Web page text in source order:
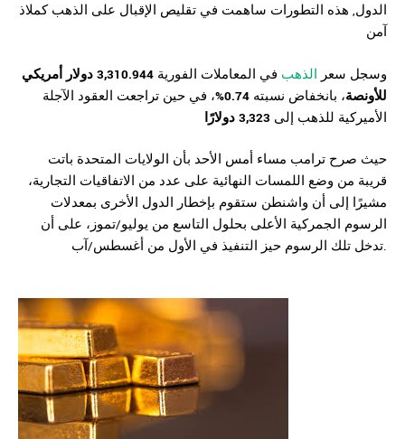
الدول, هذه التطورات ساهمت في تقليص الإقبال على الذهب كملاذ
آمن
وسجل سعر الذهب في المعاملات الفورية
3,310.944 دولار أمريكي
للأونصة، بانخفاض نسبته 0.74% ، في حين تراجعت العقود الآجلة
الأميركية للذهب إلى 3,323 دولارًا
حيث صرح ترامب مساء أمس الأحد بأن الولايات المتحدة باتت
قريبة من وضع اللمسات النهائية على عدد من الاتفاقيات التجارية،
مشيرًا إلى أن واشنطن ستقوم بإخطار الدول الأخرى بمعدلات
الرسوم الجمركية الأعلى بحلول التاسع من يوليو/تموز، على أن
تدخل تلك الرسوم حيز التنفيذ في الأول من أغسطس/آب.